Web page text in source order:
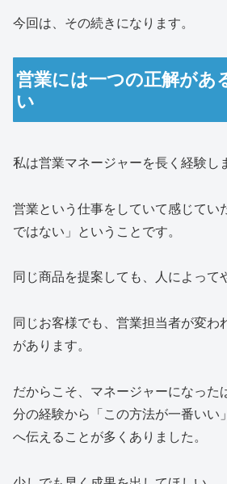
今回は、その続きになります。
営業には一つの正解があ
い
私は営業マネージャーを長く経験し
営業という仕事をしていて感じてい
ではない」ということです。
同じ商品を提案しても、人によって
同じお客様でも、営業担当者が変わ
があります。
だからこそ、マネージャーになった
分の経験から「この方法が一番いい
へ伝えることが多くありました。